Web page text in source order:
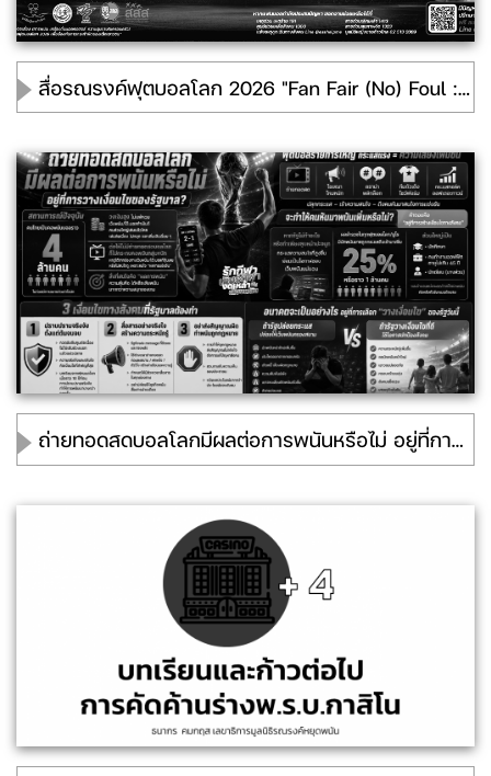
สื่อรณรงค์ฟุตบอลโลก 2026 "Fan Fair (No) Foul : เชียร์บอลอย่าลืมแฟน รักแฟนอย่าทำฟาลว์"
ถ่ายทอดสดบอลโลกมีผลต่อการพนันหรือไม่ อยู่ที่การวางเงื่อนไขของรัฐบาล?